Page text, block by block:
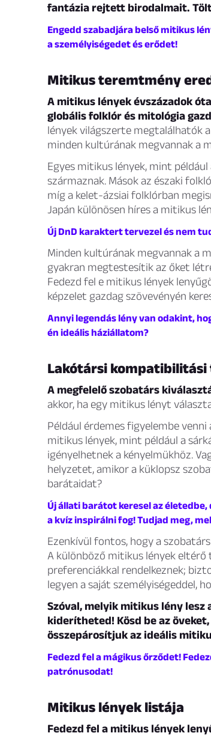
fantázia rejtett birodalmait.
Engedd szabadjára belső mitikus
a személyiségedet és erődet!
Mitikus teremtmény
A mitikus lények évszázadok
globális folklór és mitológia
lények világszerte megtalálhatók
minden kultúrának megvannak a
Egyes mitikus lények, mint
származnak. Mások az északi
míg a kelet-ázsiai folklórban
Japán különösen híres a mitikus
Új DnD karaktert tervezel és nem
Minden kultúrának megvannak a
gyakran megtestesítik az őket
Fedezd fel e mitikus lények
képzelet gazdag szövevényén
Annyi legendás lény van odakint,
én ideális háziállatom?
Lakótársi kompatibilitási
A megfelelő szobatárs
akkor, ha egy mitikus lényt
Például érdemes figyelembe
mitikus lények, mint például a
igényelhetnek a kényelmükhöz.
helyzetet, amikor a küklopsz
barátaidat?
Új állati barátot keresel az
a kvíz inspirálni fog! Tudjad meg,
Ezenkívül fontos, hogy a
A különböző mitikus lények
preferenciákkal rendelkeznek;
legyen a saját személyiségeddel,
Szóval, melyik mitikus lény lesz
kiderítheted! Kösd be az
összepárosítjuk az ideális
Fedezd fel a mágikus őrződet!
patrónusodat!
Mitikus lények listája
Fedezd fel a mitikus lények